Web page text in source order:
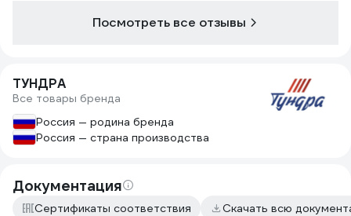
Посмотреть все отзывы
ТУНДРА
Все товары бренда
Россия — родина бренда
Россия — страна производства
Документация
Сертификаты соответствия Скачать всю